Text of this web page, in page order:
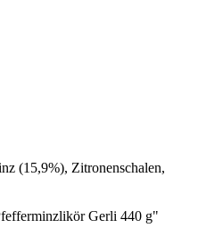
(15,9%), Zitronenschalen,
Gerli 440 g"